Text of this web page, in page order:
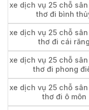
xe dịch vụ 25 chỗ
thơ đi bình
xe dịch vụ 25 chỗ
thơ đi cái răng
xe dịch vụ 25 chỗ
thơ đi phong
xe dịch vụ 25 chỗ
thơ đi ô môn